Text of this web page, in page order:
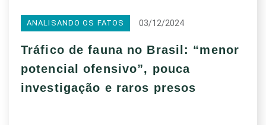
ANALISANDO OS FATOS 03/12/2024
Tráfico de fauna no Brasil: “menor
potencial ofensivo”, pouca
investigação e raros presos